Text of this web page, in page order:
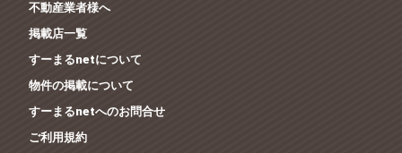
不動産業者様へ
掲載店一覧
すーまるnetについて
物件の掲載について
すーまるnetへのお問合せ
ご利用規約